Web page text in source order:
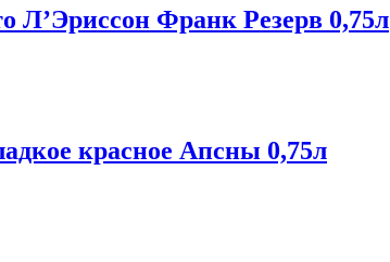
Л’Эриссон Франк Резерв 0,75л
красное Апсны 0,75л